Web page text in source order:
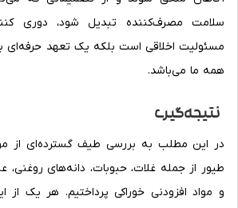
سلامت مصرف‌کننده تبدیل شود، دوری
مسئولیت اخلاقی است بلکه یک تعهد حرفه‌ای
همه ما می‌باشد.
نتیجه‌گیری
در این مطلب به بررسی طیف گسترده‌ای از
طیور از جمله غلات، حبوبات، دانه‌های روغنی،
و مواد افزودنی خوراکی پرداختیم. هر یک از